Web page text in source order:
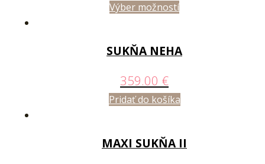
Výber možností
SUKŇA NEHA
359.00 €
Pridať do košíka
MAXI SUKŇA II